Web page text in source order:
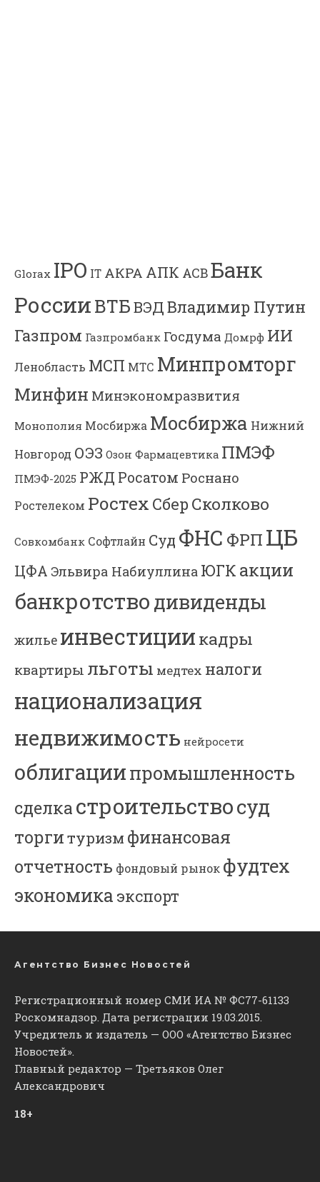
Glorax IPO IT АКРА АПК АСВБанк
РоссииВТБВЭДВладимир Путин
Газпром Газпромбанк Госдума Домрф ИИ
Ленобласть МСП МТС Минпромторг
Минфин Минэкономразвития
Монополия Мосбиржа Мосбиржа Нижний
Новгород ОЭЗ Озон Фармацевтика ПМЭФ
ПМЭФ-2025 РЖД Росатом Роснано
Ростелеком Ростех Сбер Сколково
Совкомбанк Софтлайн Суд ФНС ФРП ЦБ
ЦФА Эльвира Набиуллина ЮГК акции
банкротство дивиденды
жилье инвестиции кадры
квартиры льготы медтех налоги
национализация
недвижимость нейросети
облигациипромышленность
сделкастроительствосуд
торгитуризм финансовая
отчетность фондовый рынок фудтех
экономика экспорт
Агентство Бизнес Новостей
Регистрационный номер СМИ ИА № ФС77-61133
Роскомнадзор. Дата регистрации 19.03.2015.
Учредитель и издатель — ООО «Агентство Бизнес
Новостей».
Главный редактор — Третьяков Олег
Александрович
18+